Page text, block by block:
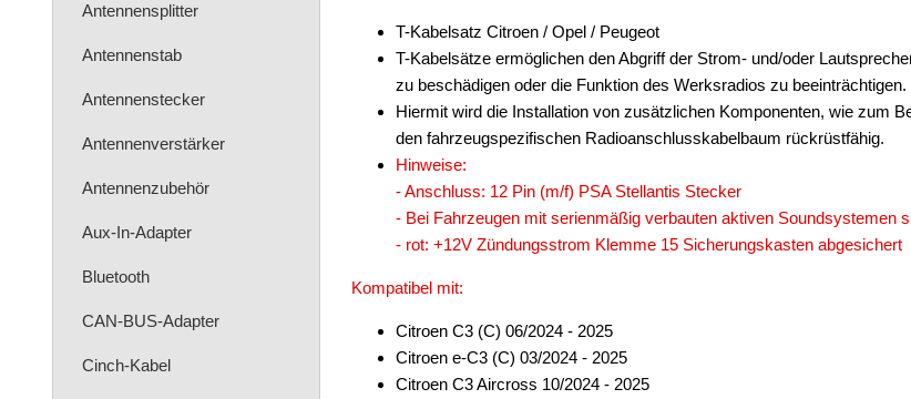
Antennensplitter
Antennenstab
Antennenstecker
Antennenverstärker
Antennenzubehör
Aux-In-Adapter
Bluetooth
CAN-BUS-Adapter
Cinch-Kabel
T-Kabelsatz Citroen / Opel / Peugeot
T-Kabelsätze ermöglichen den Abgriff der Strom- und/oder
zu beschädigen oder die Funktion des Werksradios zu beeinträchtigen.
Hiermit wird die Installation von zusätzlichen Komponenten, wie zum
den fahrzeugspezifischen Radioanschlusskabelbaum rückrüstfähig.
Hinweise:
- Anschluss: 12 Pin (m/f) PSA Stellantis Stecker
- Bei Fahrzeugen mit serienmäßig verbauten aktiven Soundsystemen
- rot: +12V Zündungsstrom Klemme 15 Sicherungskasten abgesichert
Kompatibel mit:
Citroen C3 (C) 06/2024 - 2025
Citroen e-C3 (C) 03/2024 - 2025
Citroen C3 Aircross 10/2024 - 2025